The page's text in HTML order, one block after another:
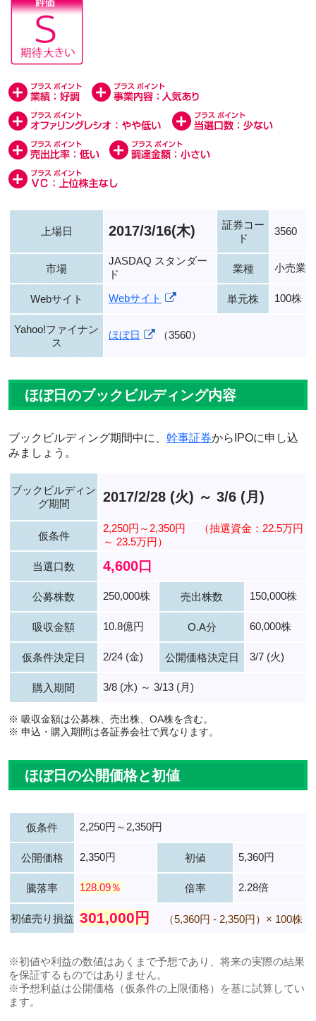
上場日 2017/3/16(木)
証券コー
ド
3560
市場
JASDAQ スタンダー
ド
業種 小売業
Webサイト Webサイト 単元株 100株
Yahoo!ファイナン
ス
ほぼ日 （3560）
ほぼ日のブックビルディング内容
ブックビルディング期間中に、 幹事証券からIPOに申し込
みましょう。
ブックビルディン
グ期間
2017/2/28 (火) ～ 3/6 (月)
仮条件
2,250円～2,350円
（抽選資金：22.5万円
～ 23.5万円）
当選口数 4,600口
公募株数 250,000株 売出株数 150,000株
吸収金額 10.8億円 O.A分 60,000株
仮条件決定日 2/24 (金) 公開価格決定日 3/7 (火)
購入期間 3/8 (水) ～ 3/13 (月)
※ 吸収金額は公募株、売出株、OA株を含む。
※ 申込・購入期間は各証券会社で異なります。
ほぼ日の公開価格と初値
仮条件 2,250円～2,350円
公開価格 2,350円 初値 5,360円
騰落率 128.09％ 倍率 2.28倍
初値売り損益 301,000円 （5,360円 - 2,350円）× 100株
※初値や利益の数値はあくまで予想であり、将来の実際の結果
を保証するものではありません。
※予想利益は公開価格（仮条件の上限価格）を基に試算してい
ます。